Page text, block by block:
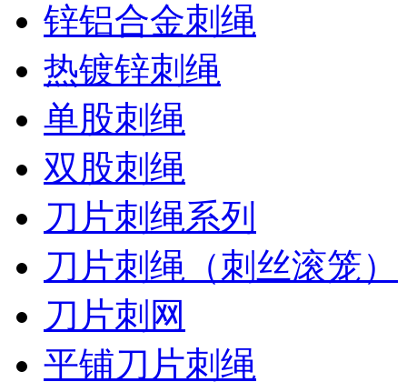
锌铝合金刺绳
热镀锌刺绳
单股刺绳
双股刺绳
刀片刺绳系列
刀片刺绳（刺丝滚笼）
刀片刺网
平铺刀片刺绳